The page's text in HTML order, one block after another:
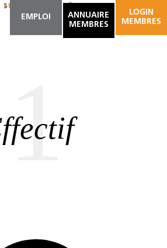
EMPLOI
ANNUAIRE
MEMBRES
LOGIN
MEMBRES
INTÉRIEURS
1